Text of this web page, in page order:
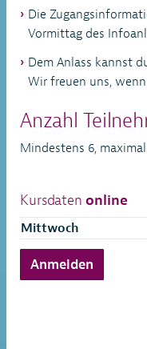
Die
Vormittag des
Dem Anlass kannst
Wir freuen uns,
Anzahl
Mindestens 6,
Kursdatenonline
Mittwoch
Anmelden